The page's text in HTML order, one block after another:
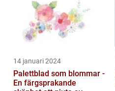
14 januari 2024
Palettblad som blommar -
En färgsprakande